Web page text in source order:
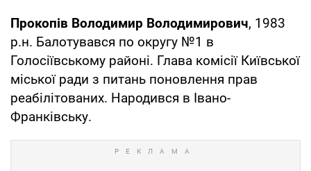
Прокопів Володимир Володимирович, 1983
р.н. Балотувався по округу №1 в
Голосіївському районі. Глава комісії Київської
міської ради з питань поновлення прав
реабілітованих. Народився в Івано-
Франківську.